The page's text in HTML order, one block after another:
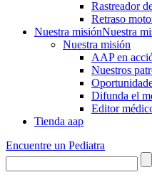
Rastre​​ador
Retraso
Nuestra misiónNuestra
Nuestra misión
AAP en
Nuestros
Difunda el
Editor
Tienda aap
Encuentre un Pediatra